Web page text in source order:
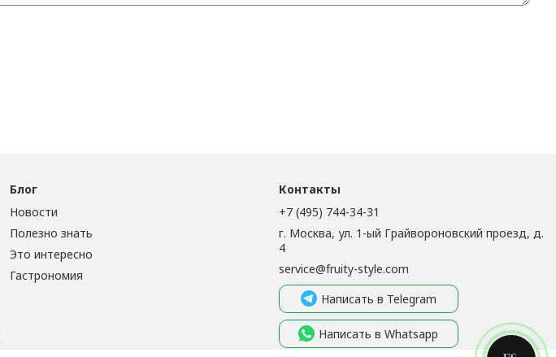
Блог
Новости
Полезно знать
Это интересно
Гастрономия
Контакты
+7 (495) 744-34-31
г. Москва, ул. 1-ый Грайвороновский проезд, д.
4
service@fruity-style.com
Написать в Telegram
Написать в Whatsapp